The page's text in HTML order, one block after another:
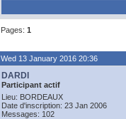
Pages: 1
Wed 13 January 2016 20:36
DARDI
Participant actif
Lieu: BORDEAUX
Date d'inscription: 23 Jan 2006
Messages: 102